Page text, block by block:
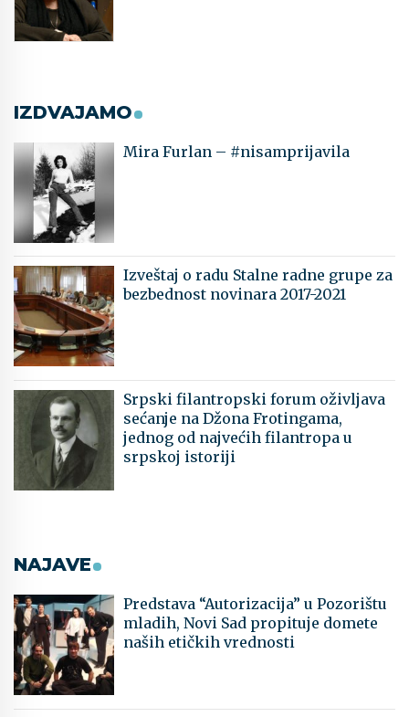
IZDVAJAMO
Mira Furlan – #nisamprijavila
Izveštaj o radu Stalne radne grupe za
bezbednost novinara 2017-2021
Srpski filantropski forum oživljava
sećanje na Džona Frotingama,
jednog od najvećih filantropa u
srpskoj istoriji
NAJAVE
Predstava “Autorizacija” u Pozorištu
mladih, Novi Sad propituje domete
naših etičkih vrednosti